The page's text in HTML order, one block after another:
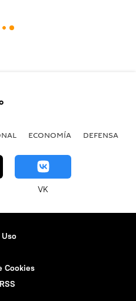
ECONOMÍA DEFENSA
VK
Cookies
RSS